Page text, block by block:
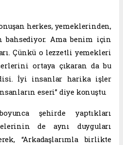
herkes, yemeklerinden,
bahsediyor. Ama benim için
Çünkü o lezzetli yemekleri
ortaya çıkaran da bu
İyi insanlar harika işler
eseri” diye konuştu.
şehirde yaptıkları
de aynı duyguları
“Arkadaşlarımla birlikte